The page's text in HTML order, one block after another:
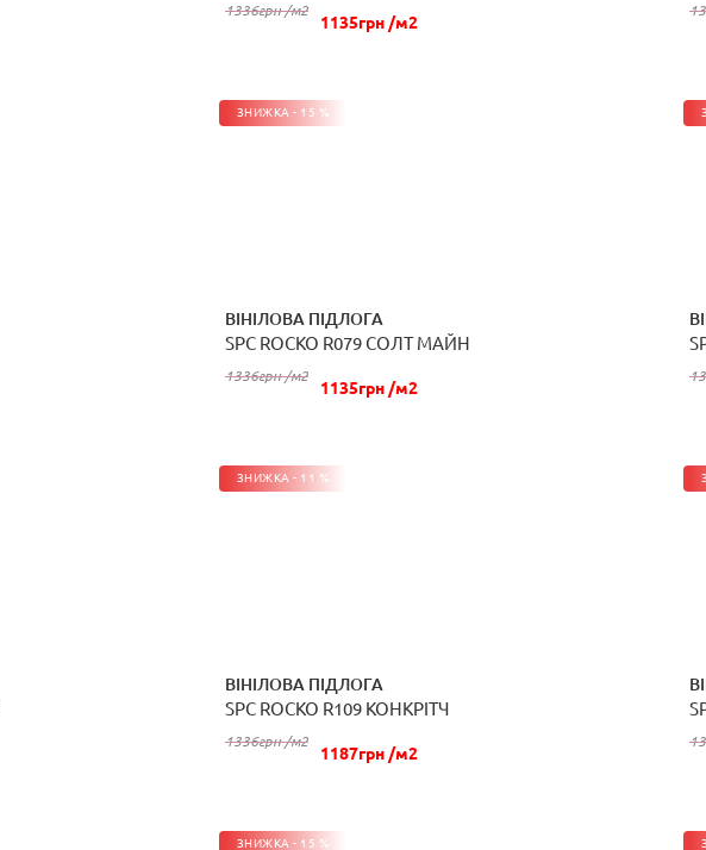
1336грн /м2
1135грн /м2
ЗНИЖКА - 15 %
ВІНІЛОВА ПІДЛОГА
SPC ROCKO R079 СОЛТ МАЙН
1336грн /м2
1135грн /м2
КУПИТИ
ЗНИЖКА - 11 %
ВІНІЛОВА ПІДЛОГА
SPC ROCKO R109 КОНКРІТЧ
1336грн /м2
1187грн /м2
КУПИТИ
ЗНИЖКА - 15 %